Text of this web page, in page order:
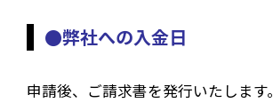
●弊社への入金日
申請後、ご請求書を発行いたします。